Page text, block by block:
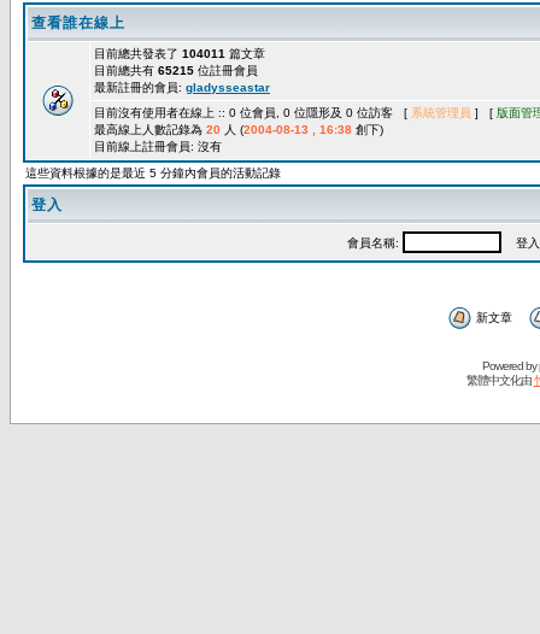
查看誰在線上
目前總共發表了 104011 篇文章
目前總共有 65215 位註冊會員
最新註冊的會員: gladysseastar
目前沒有使用者在線上 :: 0 位會員, 0 位隱形及 0 位訪客 [ 系統管理員 ] [ 版面管
最高線上人數記錄為 20 人 (2004-08-13 , 16:38 創下)
目前線上註冊會員: 沒有
這些資料根據的是最近 5 分鐘內會員的活動記錄
登入
會員名稱: 登入
新文章
Powered by
繁體中文化由